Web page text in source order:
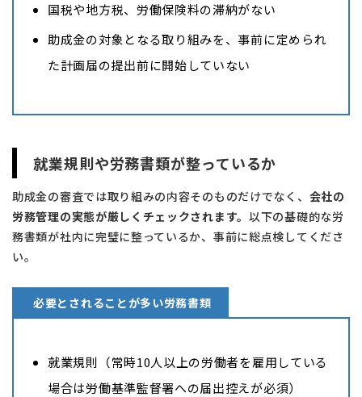
国税や地方税、労働保険料の滞納がない
助成金の対象となる取り組みを、事前に定められ
た計画届の提出前に開始していない
就業規則や労務書類が整っているか
助成金の審査では取り組みの内容そのものだけでなく、 会社の
労務管理の実態が厳しくチェックされます。 以下の基礎的な労
務書類が社内に完璧に整っているか、事前に総点検してくださ
い。
必要とされることが多い労務書類
就業規則（常時10人以上の労働者を雇用している
場合は労働基準監督署への届出控えが必須）